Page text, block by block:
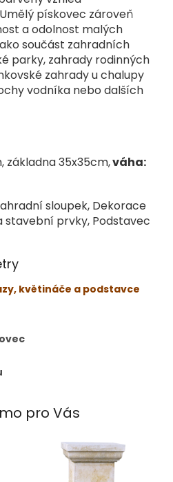
pískovec zároveň
a odolnost malých
součást zahradních
parky, zahrady rodinných
zahrady u chalupy
vodníka nebo dalších
základna 35x35cm,váha:
sloupek, Dekorace
stavební prvky, Podstavec
květináče a podstavce
pro Vás